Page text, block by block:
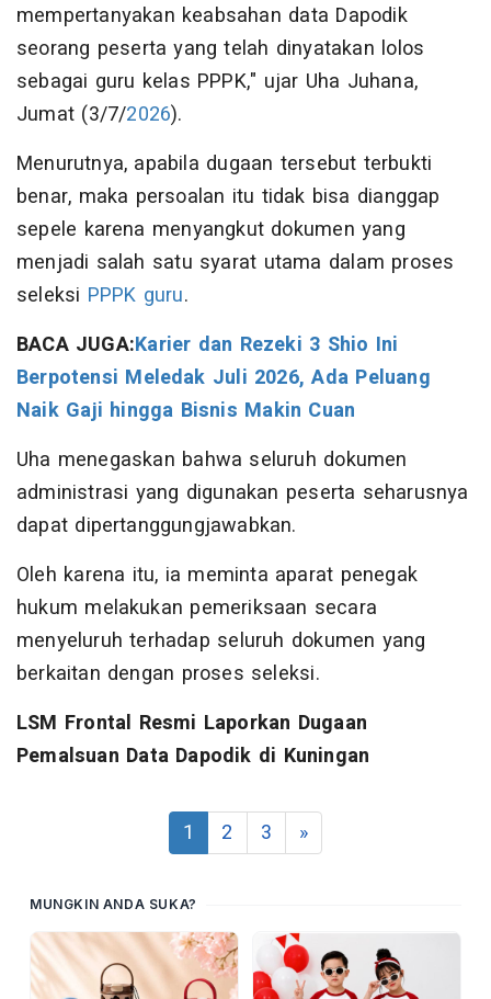
mempertanyakan keabsahan data Dapodik
seorang peserta yang telah dinyatakan lolos
sebagai guru kelas PPPK," ujar Uha Juhana,
Jumat (3/7/2026).
Menurutnya, apabila dugaan tersebut terbukti
benar, maka persoalan itu tidak bisa dianggap
sepele karena menyangkut dokumen yang
menjadi salah satu syarat utama dalam proses
seleksi PPPK guru.
BACA JUGA:Karier dan Rezeki 3 Shio Ini
Berpotensi Meledak Juli 2026, Ada Peluang
Naik Gaji hingga Bisnis Makin Cuan
Uha menegaskan bahwa seluruh dokumen
administrasi yang digunakan peserta seharusnya
dapat dipertanggungjawabkan.
Oleh karena itu, ia meminta aparat penegak
hukum melakukan pemeriksaan secara
menyeluruh terhadap seluruh dokumen yang
berkaitan dengan proses seleksi.
LSM Frontal Resmi Laporkan Dugaan
Pemalsuan Data Dapodik di Kuningan
1 2 3 »